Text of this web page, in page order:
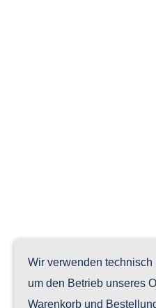
Wir verwenden
um den Betrieb unseres
Warenkorb und